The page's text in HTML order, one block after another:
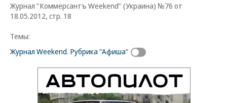
Журнал "Коммерсантъ Weekend" (Украина) №76 от
18.05.2012, стр. 18
Темы:
Журнал Weekend. Рубрика "Афиша"